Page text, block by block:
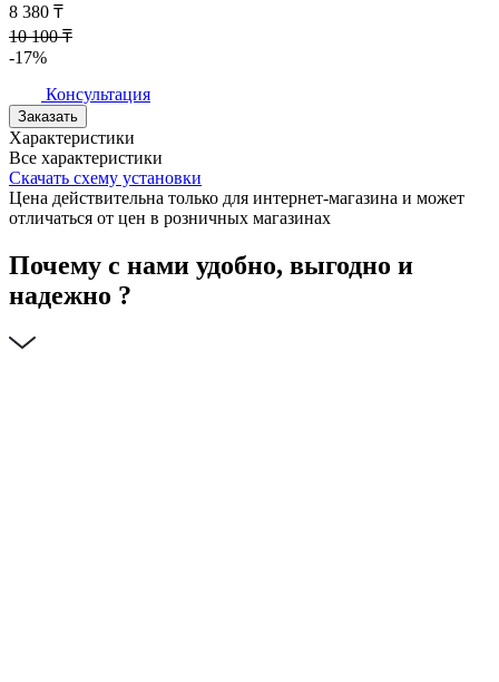
8 380 ₸
10 100 ₸
-17%
Консультация
Заказать
Характеристики
Все характеристики
Скачать схему установки
Цена действительна только для интернет-магазина и может
отличаться от цен в розничных магазинах
Почему с нами удобно, выгодно и
надежно ?